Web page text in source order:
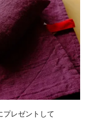
レゼントして